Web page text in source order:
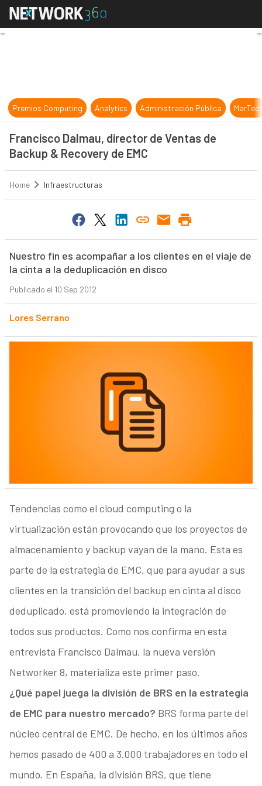
Francisco Dalmau, director de
Premios Computing Analytics Administración Pública
Francisco Dalmau, director de Ventas de
Backup & Recovery de EMC
Home Infraestructuras
Nuestro fin es acompañar a los clientes en el viaje de
la cinta a la deduplicación en disco
Publicado el 10 Sep 2012
Lores Serrano
Tendencias como el cloud computing o la
virtualización están provocando que los proyectos de
almacenamiento y backup vayan de la mano. Esta es
parte de la estrategia de EMC, que para ayudar a sus
clientes en la transición del backup en cinta al disco
deduplicado, está promoviendo la integración de
todos sus productos. Como nos confirma en esta
entrevista Francisco Dalmau, la nueva versión
Networker 8, materializa este primer paso.
¿Qué papel juega la división de BRS en la estrategia
de EMC para nuestro mercado? BRS forma parte del
núcleo central de EMC. De hecho, en los últimos años
hemos pasado de 400 a 3.000 trabajadores en todo el
mundo. En España, la división BRS, que tiene